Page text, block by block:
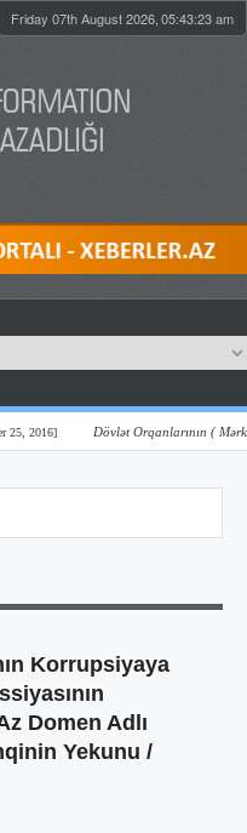
Friday 07th August 2026, 05:43:24 am
Dövlət Orqanlarının (
Korrupsiyaya
Domen Adlı
Yekunu /